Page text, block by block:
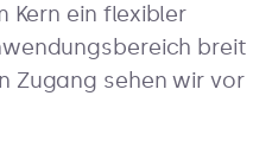
Kern ein flexibler
breit
Zugang sehen wir vor